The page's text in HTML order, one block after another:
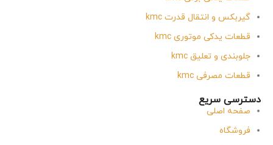
گیربکس و انتقال قدرت kmc
قطعات یدکی موتوری kmc
جلوبندی و تعلیق kmc
قطعات مصرفی kmc
دسترسی سریع
صفحه اصلی
فروشگاه